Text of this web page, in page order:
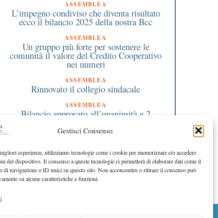
Gestisci Consenso
esperienze, utilizziamo tecnologie come i cookie per memorizzare e/o accedere
del dispositivo. Il consenso a queste tecnologie ci permetterà di elaborare dati come il
di navigazione o ID unici su questo sito. Non acconsentire o ritirare il consenso può
su alcune caratteristiche e funzioni.
ASSEMBLEA
L’impegno condiviso che diventa risultato
ecco il bilancio 2025 della nostra Bcc
ASSEMBLEA
Un gruppo più forte per sostenere le
comunità il valore del Credito Cooperativo
nei numeri
ASSEMBLEA
Rinnovato il collegio sindacale
ASSEMBLEA
Bilancio approvato all’unanimità e 2
EDITORIALE PRESIDENTE
Costruire futuro insieme